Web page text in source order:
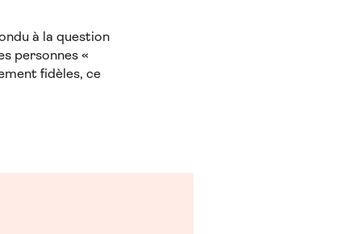
à la question
personnes «
fidèles, ce